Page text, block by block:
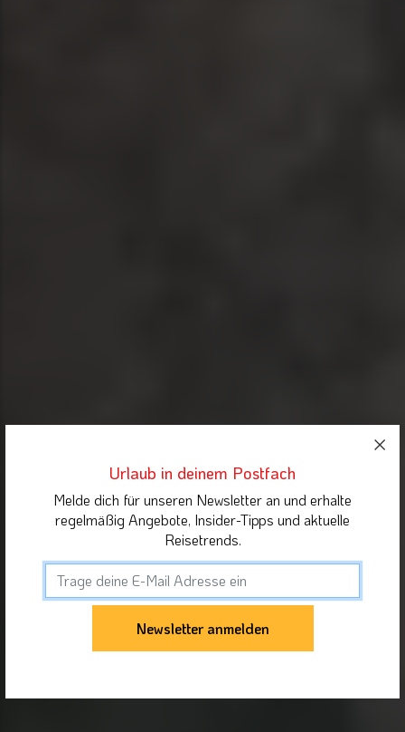
Urlaub in deinem Postfach
Melde dich für unseren Newsletter an und erhalte
regelmäßig Angebote, Insider-Tipps und aktuelle
Reisetrends.